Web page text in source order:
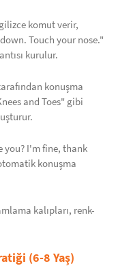
komut verir,
Touch your nose."
kurulur.
konuşma
and Toes" gibi
you? I'm fine, thank
konuşma
kalıpları, renk-
(6-8 Yaş)